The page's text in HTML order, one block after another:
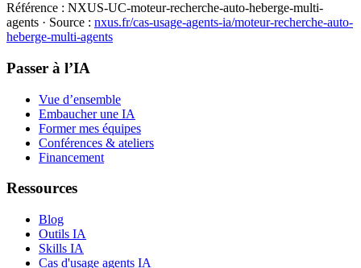
Référence : NXUS-UC-moteur-recherche-auto-heberge-multi-
agents · Source : nxus.fr/cas-usage-agents-ia/moteur-recherche-auto-
heberge-multi-agents
Passer à l’IA
Vue d’ensemble
Embaucher une IA
Former mes équipes
Conférences & ateliers
Financement
Ressources
Blog
Outils IA
Skills IA
Cas d'usage agents IA